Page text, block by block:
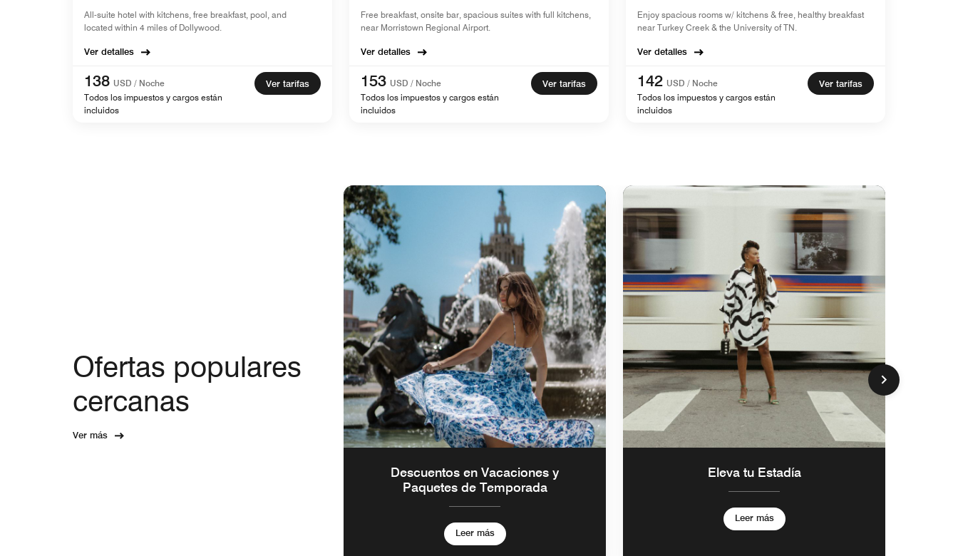
All-suite hotel with kitchens, free breakfast, pool, and
located within 4 miles of Dollywood.
Ver detalles
138 USD / Noche
Todos los impuestos y cargos están
incluidos
Ver tarifas
Free breakfast, onsite bar, spacious suites with full kitchens,
near Morristown Regional Airport.
Ver detalles
153 USD / Noche
Todos los impuestos y cargos están
incluidos
Ver tarifas
Enjoy spacious rooms w/ kitchens & free, healthy breakfast
near Turkey Creek & the University of TN.
Ver detalles
142 USD / Noche
Todos los impuestos y cargos están
incluidos
Ver tarifas
Ofertas populares
cercanas
Ver más
Descuentos en Vacaciones y
Paquetes de Temporada
Leer más
Eleva tu Estadía
Leer más